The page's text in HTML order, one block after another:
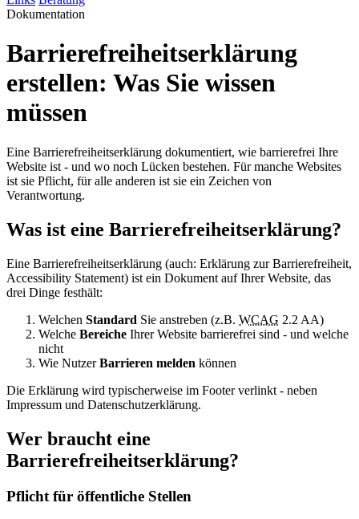
Dokumentation
Barrierefreiheitserklärung
erstellen: Was Sie wissen
müssen
Eine Barrierefreiheitserklärung dokumentiert, wie barrierefrei Ihre
Website ist - und wo noch Lücken bestehen. Für manche Websites
ist sie Pflicht, für alle anderen ist sie ein Zeichen von
Verantwortung.
Was ist eine Barrierefreiheitserklärung?
Eine Barrierefreiheitserklärung (auch: Erklärung zur Barrierefreiheit,
Accessibility Statement) ist ein Dokument auf Ihrer Website, das
drei Dinge festhält:
Welchen Standard Sie anstreben (z.B. WCAG 2.2 AA)
Welche Bereiche Ihrer Website barrierefrei sind - und welche
nicht
Wie NutzerBarrieren melden können
Die Erklärung wird typischerweise im Footer verlinkt - neben
Impressum und Datenschutzerklärung.
Wer braucht eine
Barrierefreiheitserklärung?
Pflicht für öffentliche Stellen